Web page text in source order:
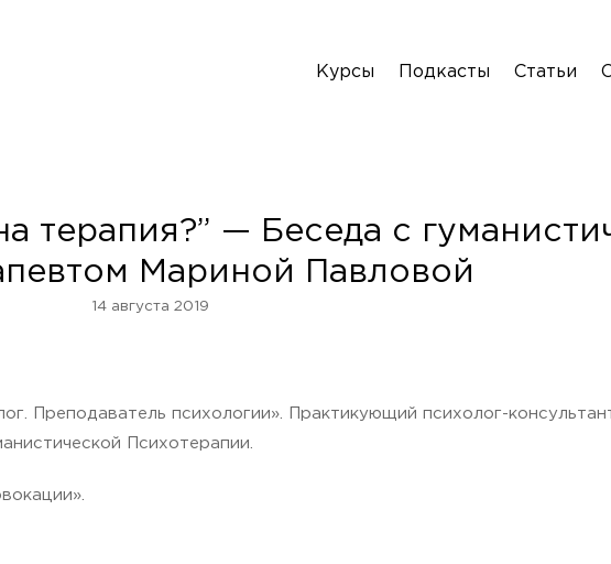
Курсы Подкасты Статьи
терапия?” — Беседа с
Мариной Павловой
14 августа 2019
Преподаватель психологии». Практикующий психолог-
Психотерапии.